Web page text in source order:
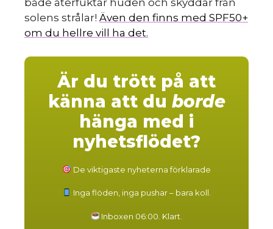
både återfuktar huden och skyddar från
solens strålar! Även den finns med SPF50+
om du hellre vill ha det.
Är du trött på att
känna att du borde
hänga med i
nyhetsflödet?
De viktigaste nyheterna förklarade
Inga flöden, inga pushar – bara koll.
Inboxen 06:00. Klart.